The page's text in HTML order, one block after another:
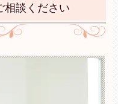
相談ください